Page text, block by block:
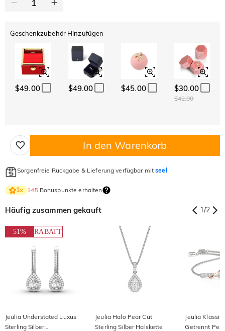
Geschenkzubehör Hinzufügen
$49.00 $49.00 $45.00 $30.00
$42.00
In den Warenkorb
Sorgenfreie Rückgabe & Lieferung verfügbar mitseel
1× 145Bonuspunkte erhalten
Häufig zusammen gekauft 1/2
51% RABATT
Jeulia Understated Luxus
Sterling Silber
Jeulia Halo Pear Cut
Sterling Silber Halskette
Jeulia
Getrennt